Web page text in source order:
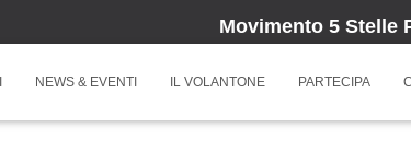
Movimento 5 Stelle
NEWS & EVENTI IL VOLANTONE PARTECIPA